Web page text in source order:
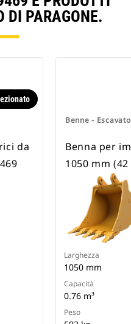
DI PARAGONE.
da
Benne -
Benna per
1050 mm
Larghezza
1050 mm
Capacità
0.76 m³
Peso